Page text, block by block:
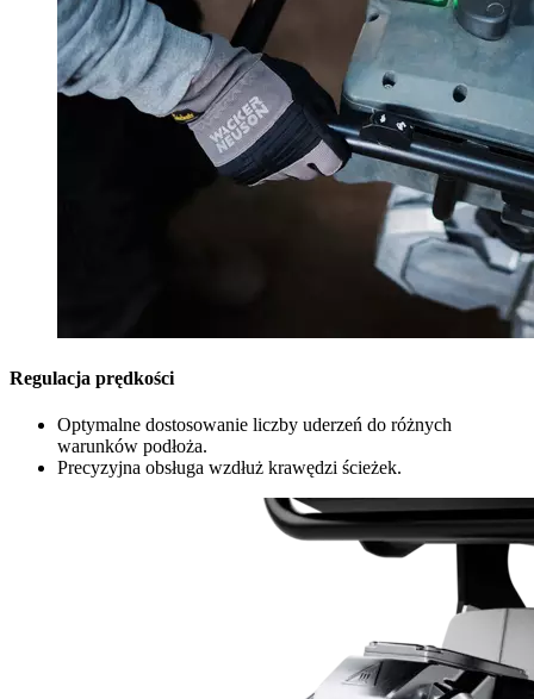
Regulacja prędkości
Optymalne dostosowanie liczby uderzeń do różnych
warunków podłoża.
Precyzyjna obsługa wzdłuż krawędzi ścieżek.